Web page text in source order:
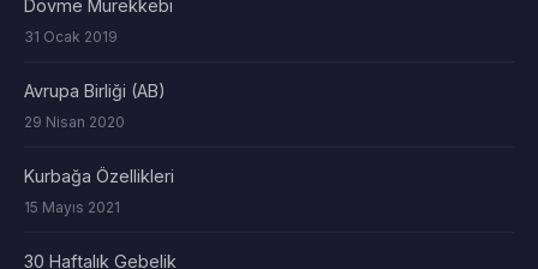
Dövme Mürekkebi
31 Ocak 2019
Avrupa Birliği (AB)
29 Nisan 2020
Kurbağa Özellikleri
15 Mayıs 2021
30 Haftalık Gebelik